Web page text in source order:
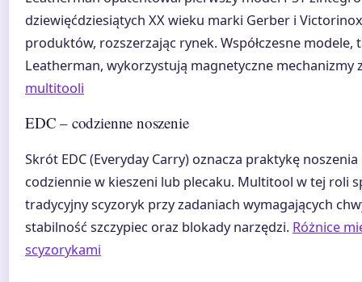
dziewięćdziesiątych XX wieku marki Gerber i
produktów, rozszerzając rynek. Współczesne modele,
Leatherman, wykorzystują magnetyczne mechanizmy
multitooli
EDC – codzienne noszenie
Skrót EDC (Everyday Carry) oznacza praktykę
codziennie w kieszeni lub plecaku. Multitool w tej roli
tradycyjny scyzoryk przy zadaniach wymagających
stabilność szczypiec oraz blokady narzędzi. Różnice
scyzorykami